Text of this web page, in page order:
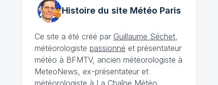
Histoire du site MétéoParis
Ce site a été créé par Guillaume Séchet,
météorologiste passionné et présentateur
météo à BFMTV, ancien météorologiste à
MeteoNews, ex-présentateur et
météorologiste à La Chaîne Météo